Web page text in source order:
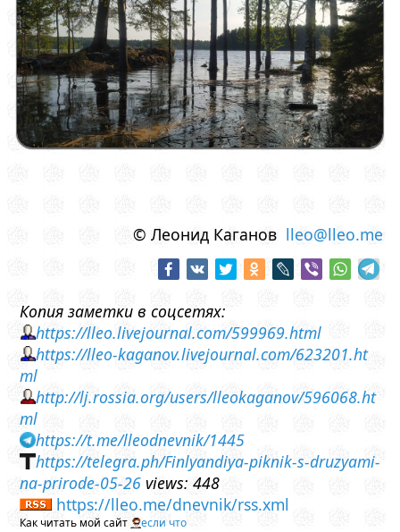
© Леонид Каганов lleo@lleo.me
Копия заметки в соцсетях:
https://lleo.livejournal.com/599969.html
https://lleo-kaganov.livejournal.com/623201.ht
ml
http://lj.rossia.org/users/lleokaganov/596068.ht
ml
https://t.me/lleodnevnik/1445
https://telegra.ph/Finlyandiya-piknik-s-druzyami-
na-prirode-05-26 views: 448
https://lleo.me/dnevnik/rss.xml
Как читать мой сайт если что